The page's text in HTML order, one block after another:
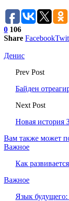
0 106
Share Facebook
Денис
Prev Post
Байден
Next Post
Новая история
Вам также может
Важное
Как
Важное
Язык